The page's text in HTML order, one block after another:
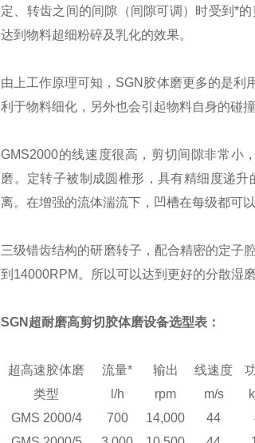
定、转齿之间的间隙（间隙可调）时受到*
达到物料超细粉碎及乳化的效果。
由上工作原理可知，SGN胶体磨更多的是利
利于物料细化，另外也会引起物料自身的碰
GMS2000的线速度很高，剪切间隙非常小
磨。定转子被制成圆椎形，具有精细度递
离。在增强的流体湍流下，凹槽在每级都可
三级错齿结构的研磨转子，配合精密的定子
到14000RPM。所以可以达到更好的分散湿磨
SGN超耐磨高剪切胶体磨设备选型表：
超高速胶体磨 流量* 输出 线速度
类型
l/h rpm m/s
GMS 2000/4
700 14,000 44